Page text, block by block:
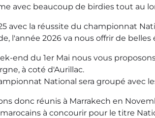
avec beaucoup de birdies tout au
avec la réussite du championnat
l'année 2026 va nous offrir de
end du 1er Mai nous vous
à coté d'Aurillac.
National sera groupé avec
donc réunis à Marrakech en
à concourir pour le titre